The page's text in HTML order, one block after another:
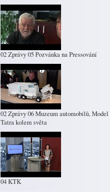
02 Zprávy 05 Pozvánka na Pressování
02 Zprávy 06 Muzeum automobilů, Model
Tatra kolem světa
04 KTK